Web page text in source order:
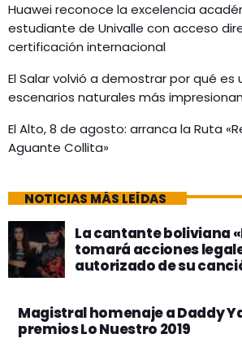
Huawei reconoce la excelencia
estudiante de Univalle con acceso
certificación internacional
El Salar volvió a demostrar por qué es
escenarios naturales más
El Alto, 8 de agosto: arranca la Ruta
Aguante Collita»
NOTICIAS MÁS LEÍDAS
La cantante boliviana
tomará acciones
autorizado de su
Magistral homenaje a Daddy
premios Lo Nuestro 2019